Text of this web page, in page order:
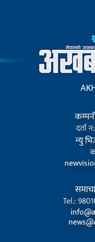
दर्ता
न्यु
Tel.: